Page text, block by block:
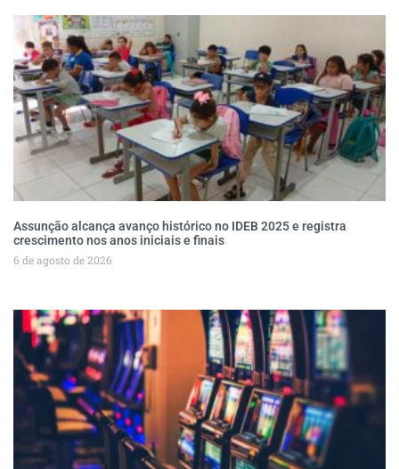
Assunção alcança avanço histórico no IDEB 2025 e registra
crescimento nos anos iniciais e finais
6 de agosto de 2026